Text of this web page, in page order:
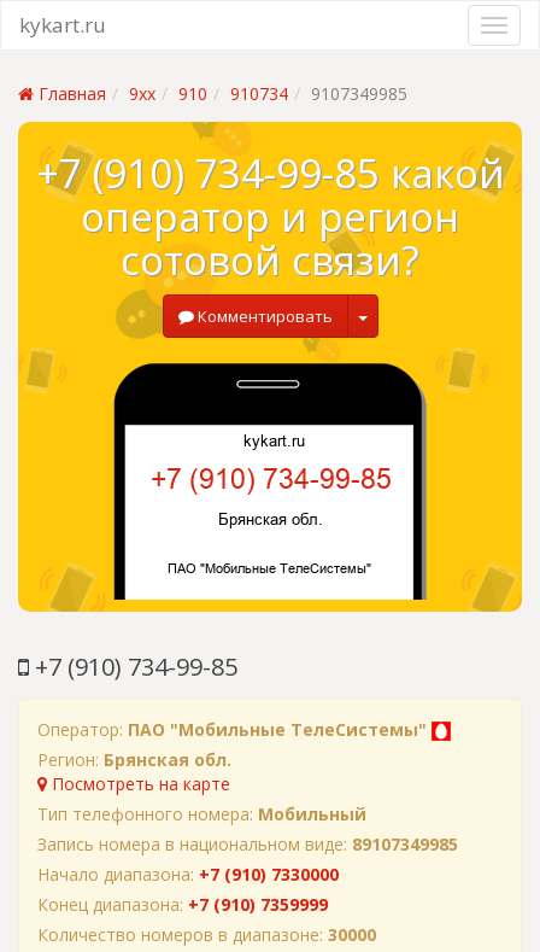
kykart.ru
Главная 9xx 910 910734 9107349985
+7 (910) 734-99-85 какой
оператор и регион
сотовой связи?
Комментировать
+7 (910) 734-99-85
Оператор: ПАО "Мобильные ТелеСистемы"
Регион: Брянская обл.
Посмотреть на карте
Тип телефонного номера: Мобильный
Запись номера в национальном виде: 89107349985
Начало диапазона: +7 (910) 7330000
Конец диапазона: +7 (910) 7359999
Количество номеров в диапазоне: 30000